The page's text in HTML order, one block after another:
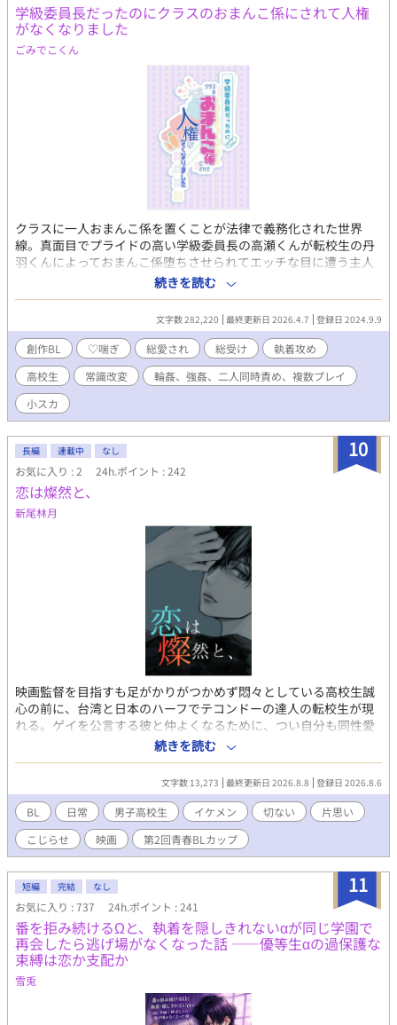
学級委員長だったのにクラスのおまんこ係にされて人権
がなくなりました
ごみでこくん
クラスに一人おまんこ係を置くことが法律で義務化された世界
線。真面目でプライドの高い学級委員長の高瀬くんが転校生の丹
羽くんによっておまんこ係堕ちさせられてエッチな目に遭う主人
公総受けラブコメディです。（愛はめちゃくちゃある） ※主人公
総受け ※常識改変 ※♡喘ぎ、隠語、下品 ※なんでも許せる方向け
pixivにて連載中。順次こちらに転載します。 pixivでは全11話
（40万文字over）公開中。 表紙ロゴ：おいもさんよりいただきま
した。
続きを読む
文字数 282,220 最終更新日 2026.4.7 登録日 2024.9.9
創作BL ♡喘ぎ 総愛され 総受け
執着攻め
高校生
常識改変
輪姦、強姦、二人同時責め、複数プレイ
小スカ
10
長編 連載中 なし
お気に入り : 2 24h.ポイント : 242
恋は燦然と、
新尾林月
映画監督を目指すも足がかりがつかめず悶々としている高校生誠
心の前に、台湾と日本のハーフでテコンドーの達人の転校生が現
れる。ゲイを公言する彼と仲よくなるために、つい自分も同性愛
者だと嘘をついてしまう誠心だったが…… 相燦（あい・さん） 台
湾人で映画監督の父と日本人でモデルの母を持つ。テコンドーの
台湾代表だったこともある。両親の離婚で母の故郷の岐阜に引っ
越してきた。 降旗誠心（ふるはた・せいご） 映画監督を目指す高
校生。家が裕福でないため、高校を卒業したら働くことになって
おり、焦りを感じている。アクション俳優として燦をキャスティ
ングするためについゲイだと偽ってしまう。 茅野（ちの） 誠心の
オタク仲間。東京の大学に通いながら自主制作映画を撮ってい
る。
続きを読む
文字数 13,273 最終更新日 2026.8.8 登録日 2026.8.6
BL 日常 男子高校生 イケメン 切ない
片思い
こじらせ
映画 第2回青春BLカップ
11
短編 完結 なし
お気に入り : 737 24h.ポイント : 241
番を拒み続けるΩと、執着を隠しきれないαが同じ学園で
再会したら逃げ場がなくなった話 ――優等生αの過保護な
束縛は恋か支配か
雪兎